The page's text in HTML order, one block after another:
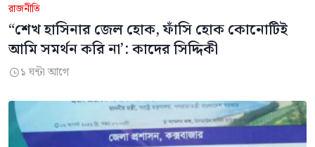
রাজনীতি
“শেখ হাসিনার জেল হোক, ফাঁসি হোক কোনোটিই
আমি সমর্থন করি না’: কাদের সিদ্দিকী
১ ঘন্টা আগে